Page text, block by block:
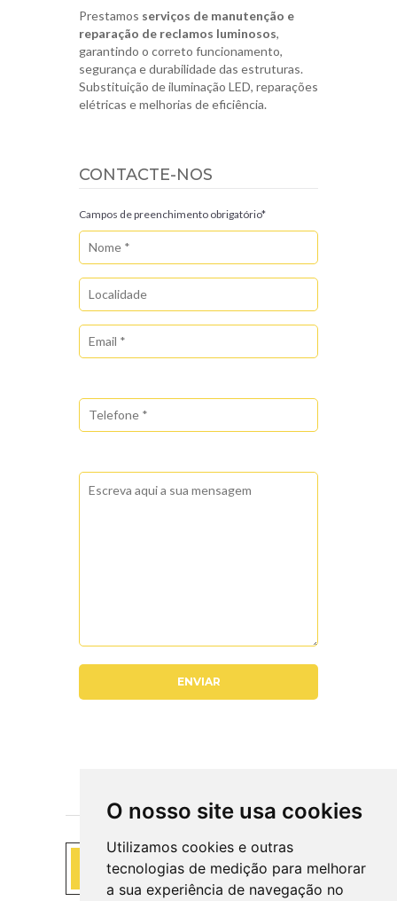
O nosso site usa cookies
Utilizamos cookies e outras
tecnologias de medição para melhorar
a sua experiência de navegação no
Prestamos serviços de manutenção e
reparação de reclamos luminosos,
garantindo o correto funcionamento,
segurança e durabilidade das estruturas.
Substituição de iluminação LED, reparações
elétricas e melhorias de eficiência.
CONTACTE-NOS
Campos de preenchimento obrigatório*
Corte CNC / Fresa